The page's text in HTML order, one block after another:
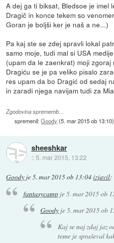
A dej ga ti biksat, Bledsoe je imel
Dragič in konce tekem so
Goran je boljši ker je naš a ne...)
Pa kaj ste se zdej spravli lokal
samo moje, tudi mal si USA
(upam da le zaenkrat) moji
Dragiću se je pa veliko pisalo
res upam da bo Dragić od sedaj
in zaradi njega navijam tudi za
Zgodovina sprememb…
spremenil:Goody (5. mar 2015 ob 13:10)
sheeshkar
:: 5. mar 2015, 13:22
Goody je5. mar 2015 ob 13:04izjavil:
fantasycampje5. mar 2015 ob
Goody je5. mar 2015 ob
Kaj se naj zdaj jaz
teme je spraševal